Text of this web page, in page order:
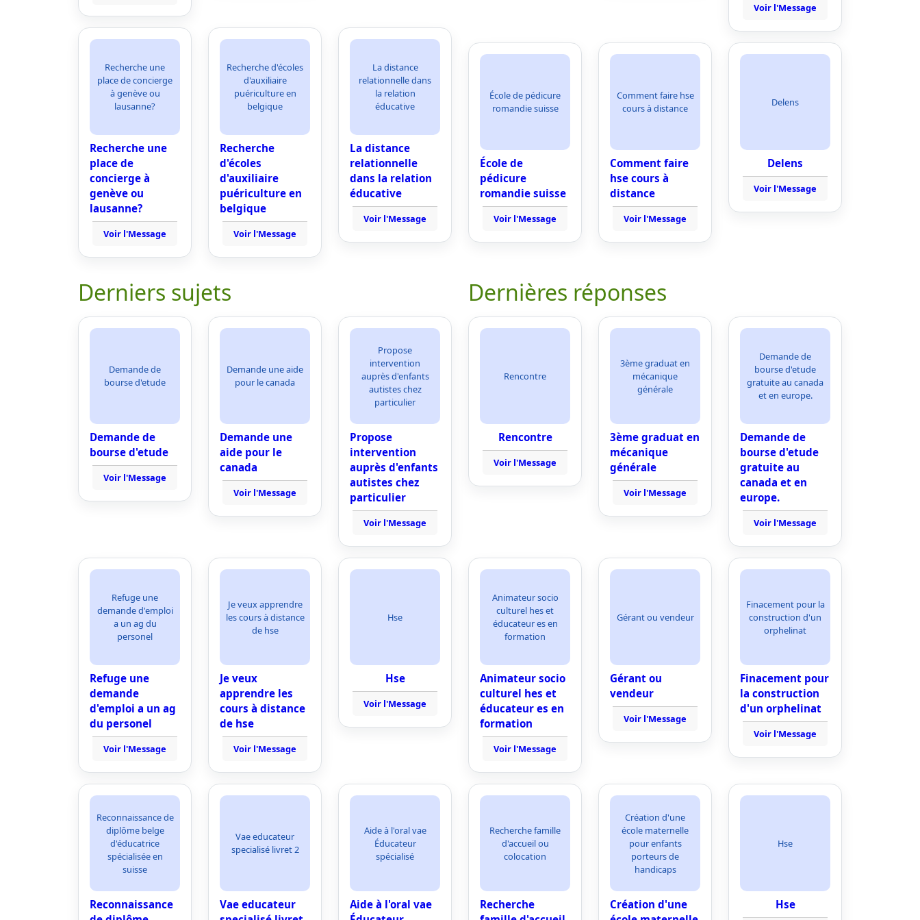
Recherche une
place de concierge
à genève ou
lausanne?
Recherche une
place de
concierge à
genève ou
lausanne?
Voir l'Message
Recherche d'écoles
d'auxiliaire
puériculture en
belgique
Recherche
d'écoles
d'auxiliaire
puériculture en
belgique
Voir l'Message
La distance
relationnelle dans
la relation
éducative
La distance
relationnelle
dans la relation
éducative
Voir l'Message
Voir l'Message
École de pédicure
romandie suisse
École de
pédicure
romandie suisse
Voir l'Message
Comment faire hse
cours à distance
Comment faire
hse cours à
distance
Voir l'Message
Delens
Delens
Voir l'Message
Derniers sujets
Demande de
bourse d'etude
Demande de
bourse d'etude
Voir l'Message
Demande une aide
pour le canada
Demande une
aide pour le
canada
Voir l'Message
Propose
intervention
auprès d'enfants
autistes chez
particulier
Propose
intervention
auprès d'enfants
autistes chez
particulier
Voir l'Message
Refuge une
demande d'emploi
a un ag du
personel
Refuge une
demande
d'emploi a un ag
du personel
Voir l'Message
Je veux apprendre
les cours à distance
de hse
Je veux
apprendre les
cours à distance
de hse
Voir l'Message
Hse
Hse
Voir l'Message
Reconnaissance de
diplôme belge
d'éducatrice
spécialisée en
suisse
Reconnaissance
Vae educateur
specialisé livret 2
Vae educateur
Aide à l'oral vae
Éducateur
spécialisé
Aide à l'oral vae
Dernières réponses
Rencontre
Rencontre
Voir l'Message
3ème graduat en
mécanique
générale
3ème graduat en
mécanique
générale
Voir l'Message
Demande de
bourse d'etude
gratuite au canada
et en europe.
Demande de
bourse d'etude
gratuite au
canada et en
europe.
Voir l'Message
Animateur socio
culturel hes et
éducateur es en
formation
Animateur socio
culturel hes et
éducateur es en
formation
Voir l'Message
Gérant ou vendeur
Gérant ou
vendeur
Voir l'Message
Finacement pour la
construction d'un
orphelinat
Finacement pour
la construction
d'un orphelinat
Voir l'Message
Recherche famille
d'accueil ou
colocation
Recherche
Création d'une
école maternelle
pour enfants
porteurs de
handicaps
Création d'une
Hse
Hse